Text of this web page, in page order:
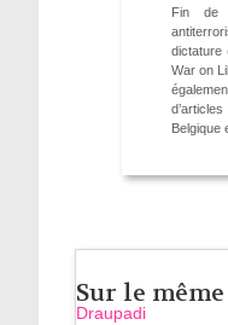
Fin de
dictature
War on
Belgique
Sur le
Draupadi